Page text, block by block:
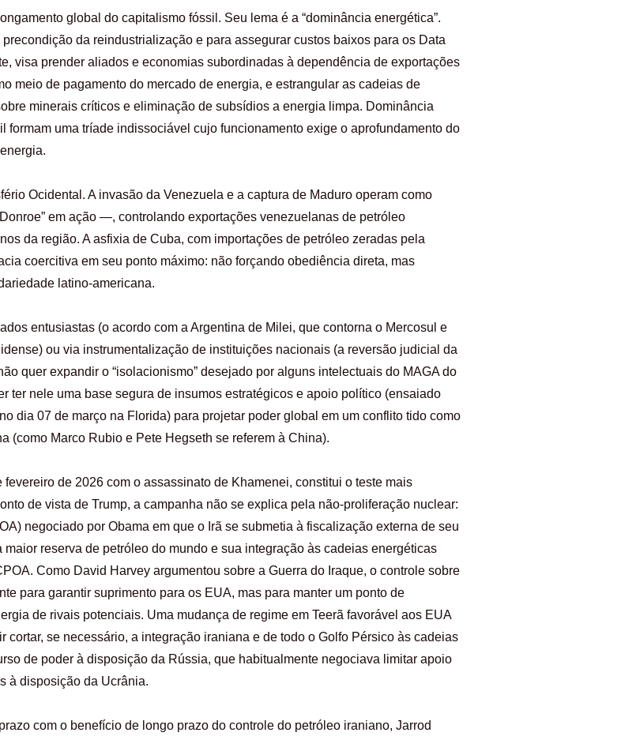
global do capitalismo fóssil. Seu lema é a “dominância energética”.
da reindustrialização e para assegurar custos baixos para os Data
visa prender aliados e economias subordinadas à dependência de exportações
meio de pagamento do mercado de energia, e estrangular as cadeias de
minerais críticos e eliminação de subsídios a energia limpa. Dominância
uma tríade indissociável cujo funcionamento exige o aprofundamento do
Ocidental. A invasão da Venezuela e a captura de Maduro operam como
em ação —, controlando exportações venezuelanas de petróleo
da região. A asfixia de Cuba, com importações de petróleo zeradas pela
coercitiva em seu ponto máximo: não forçando obediência direta, mas
latino-americana.
entusiastas (o acordo com a Argentina de Milei, que contorna o Mercosul e
ou via instrumentalização de instituições nacionais (a reversão judicial da
quer expandir o “isolacionismo” desejado por alguns intelectuais do MAGA do
ter nele uma base segura de insumos estratégicos e apoio político (ensaiado
dia 07 de março na Florida) para projetar poder global em um conflito tido como
(como Marco Rubio e Pete Hegseth se referem à China).
de 2026 com o assassinato de Khamenei, constitui o teste mais
de vista de Trump, a campanha não se explica pela não-proliferação nuclear:
negociado por Obama em que o Irã se submetia à fiscalização externa de seu
reserva de petróleo do mundo e sua integração às cadeias energéticas
Como David Harvey argumentou sobre a Guerra do Iraque, o controle sobre
para garantir suprimento para os EUA, mas para manter um ponto de
de rivais potenciais. Uma mudança de regime em Teerã favorável aos EUA
se necessário, a integração iraniana e de todo o Golfo Pérsico às cadeias
de poder à disposição da Rússia, que habitualmente negociava limitar apoio
à disposição da Ucrânia.
com o benefício de longo prazo do controle do petróleo iraniano, Jarrod